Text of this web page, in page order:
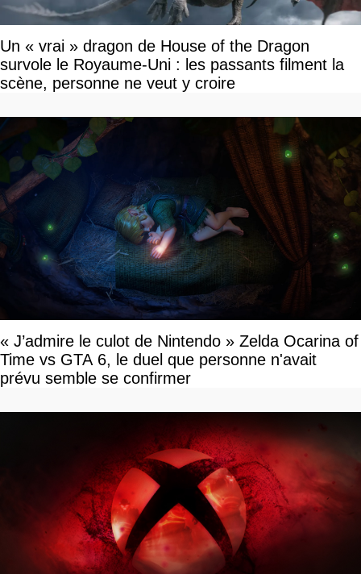
Un « vrai » dragon de House of the Dragon
survole le Royaume-Uni : les passants filment la
scène, personne ne veut y croire
« J’admire le culot de Nintendo » Zelda Ocarina of
Time vs GTA 6, le duel que personne n'avait
prévu semble se confirmer